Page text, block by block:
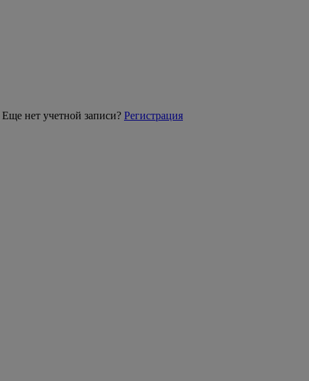
Еще нет учетной записи? Регистрация